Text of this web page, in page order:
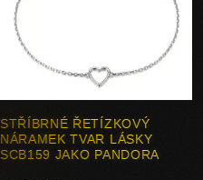
STŘÍBRNÉ ŘETÍZKOVÝ
NÁRAMEK TVAR LÁSKY
SCB159 JAKO PANDORA